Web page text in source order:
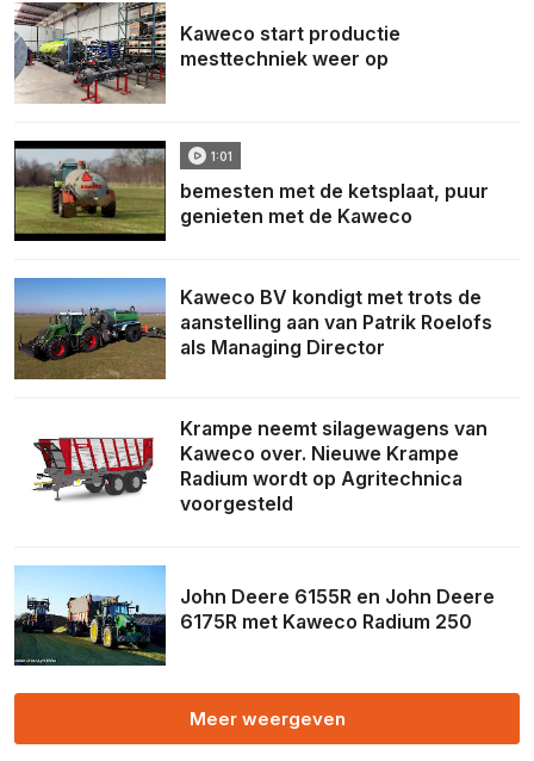
Kaweco start productie
mesttechniek weer op
1:01
bemesten met de ketsplaat, puur
genieten met de Kaweco
Kaweco BV kondigt met trots de
aanstelling aan van Patrik Roelofs
als Managing Director
Krampe neemt silagewagens van
Kaweco over. Nieuwe Krampe
Radium wordt op Agritechnica
voorgesteld
John Deere 6155R en John Deere
6175R met Kaweco Radium 250
Meer weergeven